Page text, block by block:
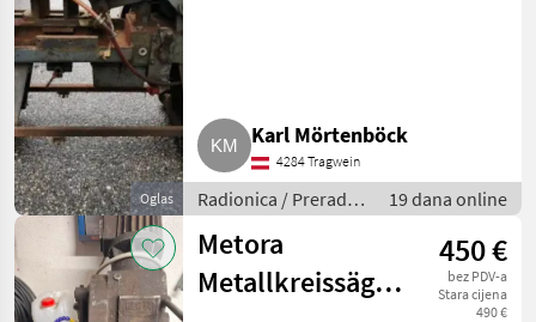
Oglas
Karl Mörtenböck
4284 Tragwein
Radionica / Prerada
metala
19 dana online
Metora
Metallkreissäge
450 €
bez PDV-a
Stara cijena
490 €